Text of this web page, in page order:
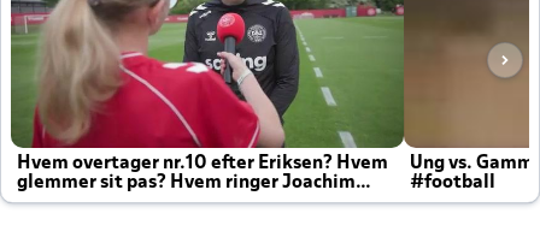
Hvem overtager nr.10 efter Eriksen? Hvem
glemmer sit pas? Hvem ringer Joachim
altid til efter kampe?
Ung vs.
#football